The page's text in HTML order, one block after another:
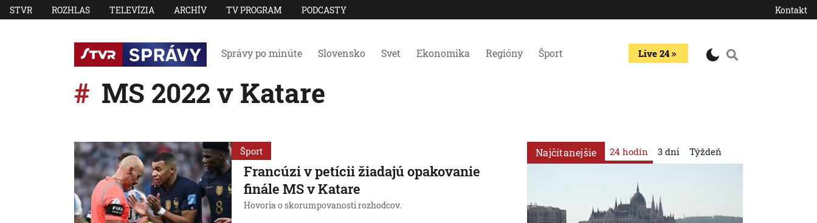
STVR ROZHLAS TELEVÍZIA ARCHÍV TV PROGRAM PODCASTY Kontakt
Správy po minúte Slovensko Svet Ekonomika Regióny Šport Live 24
MS 2022 v Katare
Šport
Francúzi v petícii žiadajú opakovanie
finále MS v Katare
Hovoria o skorumpovanosti rozhodcov.
Najčítanejšie 24 hodín 3 dni Týždeň